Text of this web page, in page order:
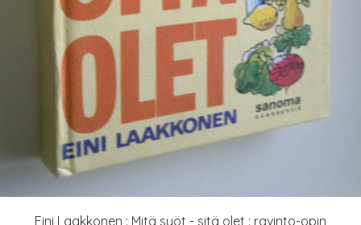
Eini Laakkonen : Mitä syöt - sitä olet : ravinto-opin